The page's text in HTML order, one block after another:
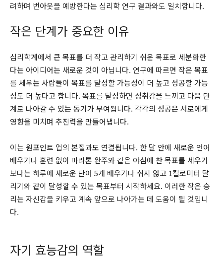
려하며 번아웃을 예방한다는 심리학 연구 결과와도 일치합니다.
작은 단계가 중요한 이유
심리학계에서 큰 목표를 더 작고 관리하기 쉬운 목표로 세분화한
다는 아이디어는 새로운 것이 아닙니다. 연구에 따르면 작은 목표
를 세우는 사람들이 목표를 달성할 가능성이 더 높고 성공할 가능
성도 더 높다고 합니다. 목표를 달성하면 성취감을 느끼고 다음 단
계로 나아갈 수 있는 동기가 부여됩니다. 각각의 성공은 서로에게
영향을 미치며 추진력을 만들어냅니다.
이는 원포인트 업의 본질과도 연결됩니다. 한 달 안에 새로운 언어
배우기나 훈련 없이 마라톤 완주와 같은 야심에 찬 목표를 세우기
보다는 하루에 새로운 단어 5개 배우기나 쉬지 않고 1킬로미터 달
리기와 같이 달성할 수 있는 목표부터 시작하세요. 이러한 작은 승
리는 자신감을 키우고 계속 앞으로 나아가는 데 도움이 될 것입니
다.
자기 효능감의 역할